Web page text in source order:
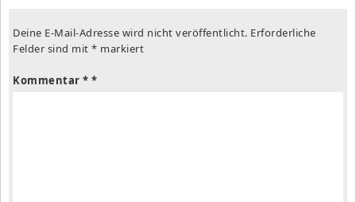
Deine E-Mail-Adresse wird nicht veröffentlicht. Erforderliche
Felder sind mit * markiert
Kommentar *